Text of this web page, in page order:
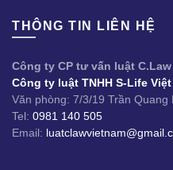
THÔNG TIN LIÊN HỆ
Công ty CP tư vấn luật C.Law
Công ty luật TNHH S-Life Việt
Văn phòng: 7/3/19 Trần
Tel: 0981 140 505
Email: